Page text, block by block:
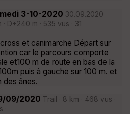
3-10-2020 30.09.2020
· D+240 m · 535 vus · 31
et canimarche Départ sur
car le parcours comporte
et100 m de route en bas de la
puis à gauche sur 100 m. et
des ânes.
09/2020 Trail · 8 km · 468 vus ·
·